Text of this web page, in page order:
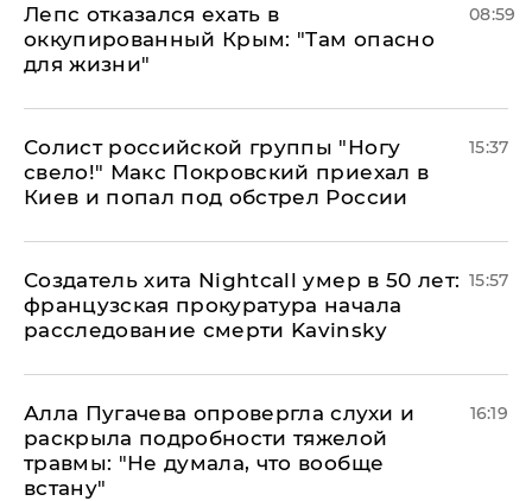
Лепс отказался ехать в
оккупированный Крым: "Там опасно
для жизни"
08:59
Солист российской группы "Ногу
свело!" Макс Покровский приехал в
Киев и попал под обстрел России
15:37
Создатель хита Nightcall умер в 50 лет:
французская прокуратура начала
расследование смерти Kavinsky
15:57
Алла Пугачева опровергла слухи и
раскрыла подробности тяжелой
травмы: "Не думала, что вообще
встану"
16:19